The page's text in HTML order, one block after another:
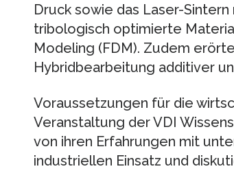
Druck sowie das Laser-
tribologisch optimierte
Modeling (FDM). Zudem
Hybridbearbeitung additiver
Voraussetzungen für die
Veranstaltung der VDI
von ihren Erfahrungen mit
industriellen Einsatz und